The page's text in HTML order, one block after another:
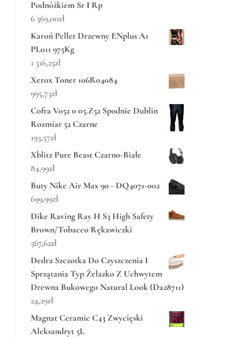
Podnóżkiem Sr I Rp
6 369,00zł
Karoń Pellet Drzewny ENplus A1
PL011 975Kg
1 316,25zł
Xerox Toner 106R04084
995,73zł
Cofra V052 0 05.Z52 Spodnie Dublin
Rozmiar 52 Czarne
193,57zł
Xblitz Pure Beast Czarno-Białe
84,99zł
Buty Nike Air Max 90 - DQ4071-002
699,99zł
Dike Raving Ray H S3 High Safety
Brown/Tobacco Rękawiczki
567,62zł
Dedra Szczotka Do Czyszczenia I
Sprzątania Typ Żelazko Z Uchwytem
Drewna Bukowego Natural Look (Da28711)
24,29zł
Magnat Ceramic C43 Zwycięski
Aleksandryt 5L